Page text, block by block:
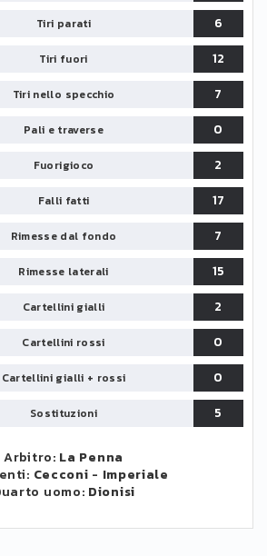
Tiri parati
6
Tiri fuori
12
Tiri nello specchio
7
Pali e traverse
0
Fuorigioco
2
Falli fatti
17
Rimesse dal fondo
7
Rimesse laterali
15
Cartellini gialli
2
Cartellini rossi
0
Cartellini gialli + rossi
0
Sostituzioni 5
Arbitro: La Penna
Cecconi - Imperiale
uomo: Dionisi